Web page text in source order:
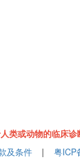
或动物的临床诊
及条件 | 粤ICP